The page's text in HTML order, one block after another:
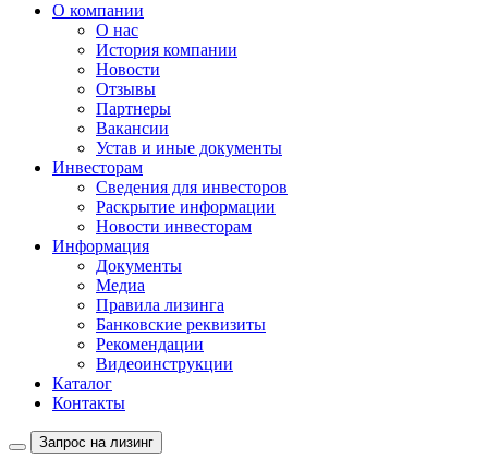
О компании
О нас
История компании
Новости
Отзывы
Партнеры
Вакансии
Устав и иные документы
Инвесторам
Сведения для инвесторов
Раскрытие информации
Новости инвесторам
Информация
Документы
Медиа
Правила лизинга
Банковские реквизиты
Рекомендации
Видеоинструкции
Каталог
Контакты
Запрос на лизинг